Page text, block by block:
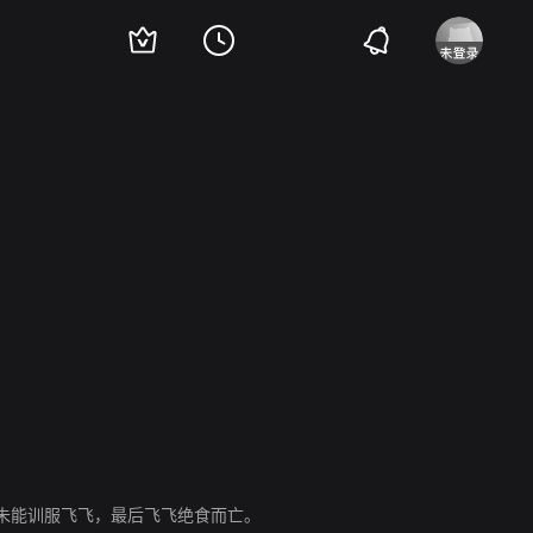
训服飞飞，最后飞飞绝食而亡。